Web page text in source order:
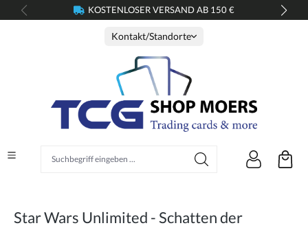
springen KOSTENLOSER VERSAND AB 150 €
Kontakt/Standorte
Star Wars Unlimited - Schatten der